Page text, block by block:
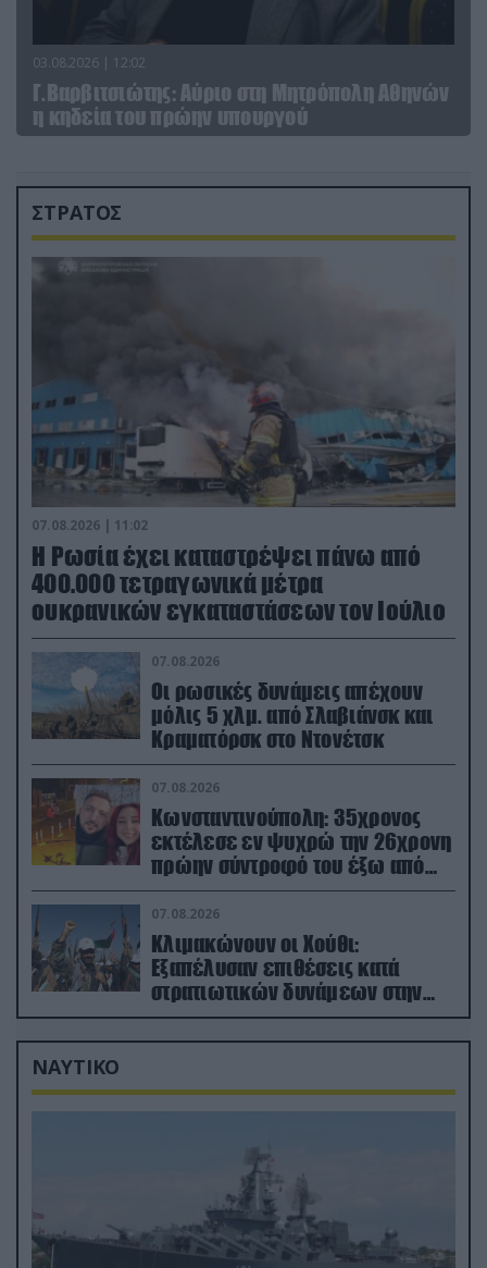
03.08.2026 | 12:02
Γ.Βαρβιτσιώτης: Aύριο στη Μητρόπολη Αθηνών
η κηδεία του πρώην υπουργού
ΣΤΡΑΤΟΣ
07.08.2026 | 11:02
Η Ρωσία έχει καταστρέψει πάνω από
400.000 τετραγωνικά μέτρα
ουκρανικών εγκαταστάσεων τον Ιούλιο
07.08.2026
Οι ρωσικές δυνάμεις απέχουν
μόλις 5 χλμ. από Σλαβιάνσκ και
Κραματόρσκ στο Ντονέτσκ
07.08.2026
Κωνσταντινούπολη: 35χρονος
εκτέλεσε εν ψυχρώ την 26χρονη
πρώην σύντροφό του έξω από
φαρμακείο (βίντεο)
07.08.2026
Κλιμακώνουν οι Χούθι:
Eξαπέλυσαν επιθέσεις κατά
στρατιωτικών δυνάμεων στην
Υεμένη – Πλήγματα & στη
Σαουδική Αραβία!
ΝΑΥΤΙΚΟ